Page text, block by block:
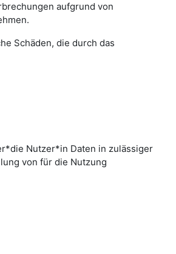
aufgrund von
Schäden, die durch das
Nutzer*in Daten in zulässiger
von für die Nutzung